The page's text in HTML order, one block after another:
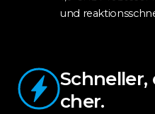
und
cher.